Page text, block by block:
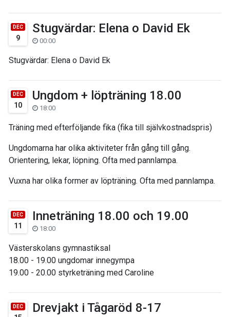
DEC
9
Stugvärdar: Elena o David Ek
00:00
Stugvärdar: Elena o David Ek
DEC
10
Ungdom + löpträning 18.00
18:00
Träning med efterföljande fika (fika till självkostnadspris)
Ungdomarna har olika aktiviteter från gång till gång.
Orientering, lekar, löpning. Ofta med pannlampa.
Vuxna har olika former av löpträning. Ofta med pannlampa.
DEC
11
Inneträning 18.00 och 19.00
18:00
Västerskolans gymnastiksal
18.00 - 19.00 ungdomar innegympa
19.00 - 20.00 styrketräning med Caroline
DEC Drevjakt i Tågaröd 8-17